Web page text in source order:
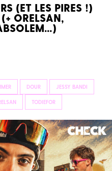
(ET LES PIRES !)
ORELSAN,
DOUR JESSY BANDI
TODIEFOR